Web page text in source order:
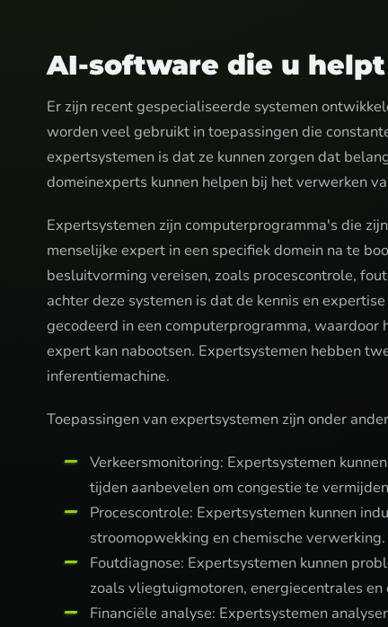
AI-software die u
Er zijn recent gespecialiseerde systemen
worden veel gebruikt in toepassingen die
expertsystemen is dat ze kunnen zorgen dat
domeinexperts kunnen helpen bij het verwerken
Expertsystemen zijn computerprogramma's die
menselijke expert in een specifiek domein na te
besluitvorming vereisen, zoals procescontrole,
achter deze systemen is dat de kennis en
gecodeerd in een computerprogramma,
expert kan nabootsen. Expertsystemen hebben
inferentiemachine.
Toepassingen van expertsystemen zijn onder
Verkeersmonitoring: Expertsystemen
tijden aanbevelen om congestie te
Procescontrole: Expertsystemen kunnen
stroomopwekking en chemische verwerking.
Foutdiagnose: Expertsystemen kunnen
zoals vliegtuigmotoren, energiecentrales
Financiële analyse: Expertsystemen